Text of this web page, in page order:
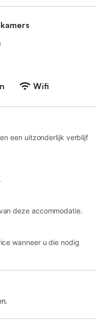
Wifi
een uitzonderlijk verblijf
deze accommodatie.
wanneer u die nodig